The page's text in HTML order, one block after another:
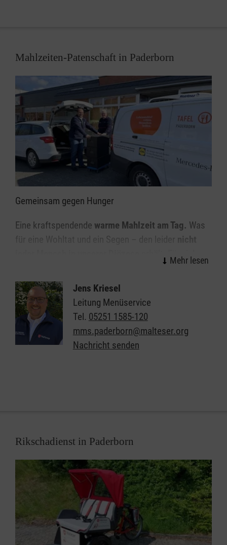
Mahlzeiten-Patenschaft in Paderborn
Gemeinsam gegen Hunger
Eine kraftspendende warme Mahlzeit am Tag. Was
für eine Wohltat und ein Segen – den leider
nicht
erhält. Für viele
Menschen in unserer Region ist eine warme
Mahlzeit am Tag keine Selbstverständlichkeit. Durch
ihr Alter, Krankheit oder Behinderung sind viele
Menschen nicht in der Lage, sich selbst ausreichend
zu versorgen. Für einen Lieferdienst oder
Menüservice reichen die finanziellen Mittel häufig
nicht aus. Meistvöllig unverschuldet
Menschen helfen
und suchen
Unterstützer!Als Pate helfen Sie uns dafür zu
sorgen, dass ältere, kranke und beeinträchtigte
Mitmenschen trotz persönlicher und finanzieller Not
ein gesundes und kostenloses Mittagessen
„ Für mich ist es selbstverständlich, meinen Beitrag
Jens Kriesel
Leitung Menüservice
Tel. 05251 1585-120
mms.paderborn@malteser.org
Nachricht senden
Rikschadienst in Paderborn